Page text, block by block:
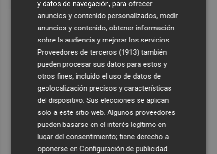
y datos de navegación, para ofrecer
anuncios y contenido personalizados, medir
anuncios y contenido, obtener información
sobre la audiencia y mejorar los servicios.
Proveedores de terceros (1913) también
pueden procesar sus datos para estos y
otros fines, incluido el uso de datos de
geolocalización precisos y características
del dispositivo. Sus elecciones se aplican
solo a este sitio web. Algunos proveedores
pueden basarse en el interés legítimo en
lugar del consentimiento; tiene derecho a
oponerse enConfiguración de publicidad